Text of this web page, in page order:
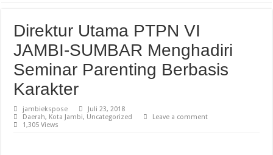
Direktur Utama PTPN VI
JAMBI-SUMBAR Menghadiri
Seminar Parenting Berbasis
Karakter
jambiekspose
Juli 23, 2018
Daerah, Kota Jambi, Uncategorized
Leave a comment
1,305 Views